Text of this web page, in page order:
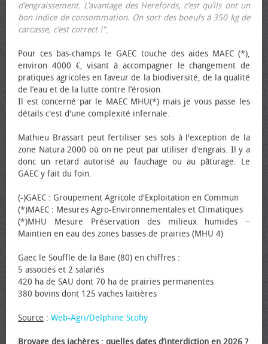
d’engraissement. L’avantage des Herefords, c’est qu’ils ont un
bon indice de consommation. On sort des bœufs à 350 kg de
carcasse, c’est correct !".
Pour ces bas-champs le GAEC touche des aides MAEC (*),
environ 4000 €, visant à accompagner le changement de
pratiques agricoles en faveur de la biodiversité, de la qualité
de l’eau et de la lutte contre l’érosion.
Il est concerné par le MAEC MHU(*) mais je vous passe les
détails c'est d'une complexité infernale.
Mathieu Brassart peut fertiliser ses sols à l'exception de la
zone Natura 2000 où on ne peut par utiliser d'engrais. Il y a
donc un retard autorisé au fauchage ou au pâturage. Le
GAEC y fait du foin.
(-)GAEC : Groupement Agricole d'Exploitation en Commun
(*)MAEC : Mesures Agro-Environnementales et Climatiques
(*)MHU Mesure Préservation des milieux humides −
Maintien en eau des zones basses de prairies (MHU 4)
Gaec le Souffle de la Baie (80) en chiffres :
5 associés et 2 salariés
420 ha de SAU dont 70 ha de prairies permanentes
380 bovins dont 125 vaches laitières
Source : Web-Agri/Delphine Scohy
Broyage des jachères : quelles dates d’interdiction en 2026 ?